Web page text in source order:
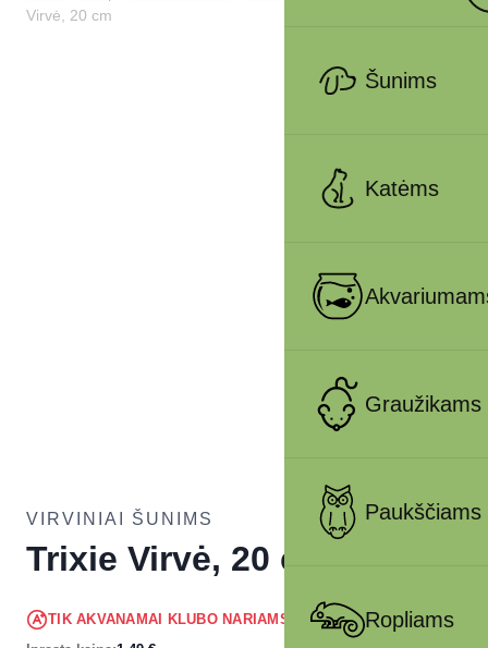
Šunims
Katėms
Graužikams
Paukščiams
Ropliams
Virvė, 20 cm
VIRVINIAI ŠUNIMS
Trixie Virvė, 20 cm
TIK AKVANAMAI KLUBO NARIAMS 1.42€ !